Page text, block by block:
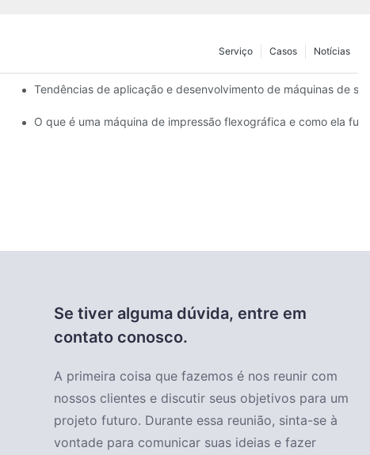
Notícias
Casos
Serviço
Tendências de aplicação e desenvolvimento de máquinas de
O que é uma máquina de impressão flexográfica e como ela
Se tiver alguma dúvida, entre em
contato conosco.
A primeira coisa que fazemos é nos reunir com
nossos clientes e discutir seus objetivos para um
projeto futuro. Durante essa reunião, sinta-se à
vontade para comunicar suas ideias e fazer